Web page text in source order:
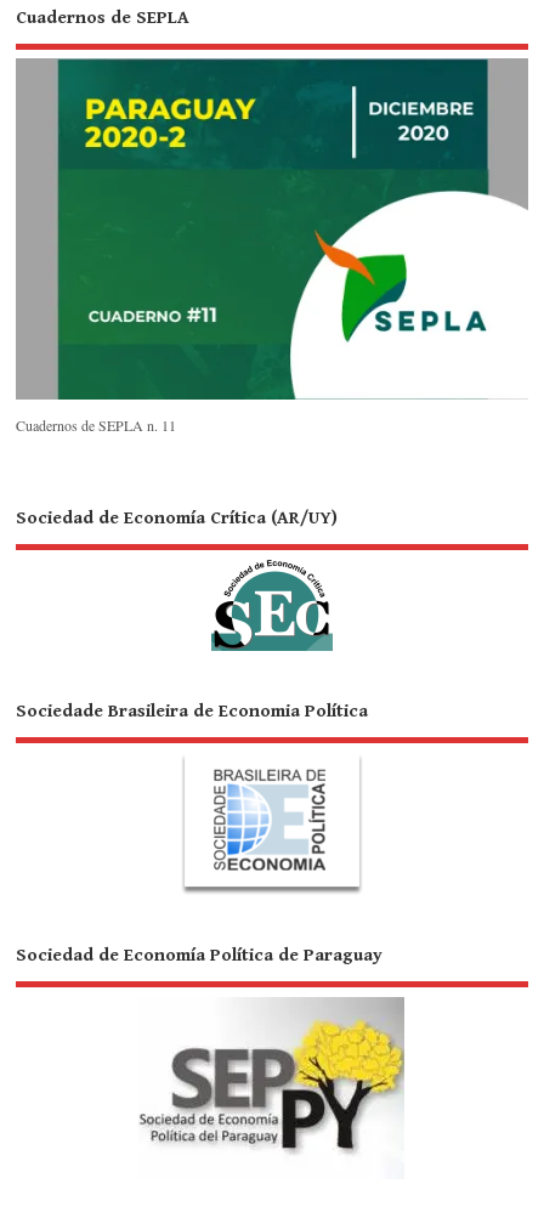
Cuadernos de SEPLA
Cuadernos de SEPLA n. 11
Sociedad de Economía Crítica (AR/UY)
Sociedade Brasileira de Economia Política
Sociedad de Economía Política de Paraguay